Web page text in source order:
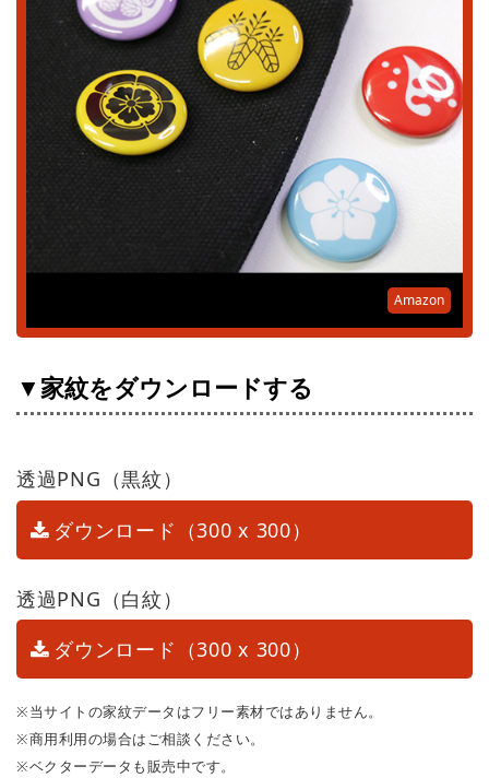
Amazon
▼家紋をダウンロードする
透過PNG（黒紋）
ダウンロード（300 x 300）
透過PNG（白紋）
ダウンロード（300 x 300）
※当サイトの家紋データはフリー素材ではありません。
※商用利用の場合はご相談ください。
※ベクターデータも販売中です。